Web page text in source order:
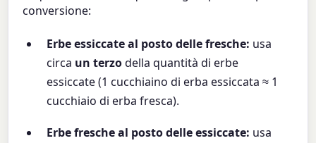
conversione:
Erbe essiccate al posto delle fresche: usa
circa un terzodella quantità di erbe
essiccate (1 cucchiaino di erba essiccata ≈ 1
cucchiaio di erba fresca).
Erbe fresche al posto delle essiccate: usa